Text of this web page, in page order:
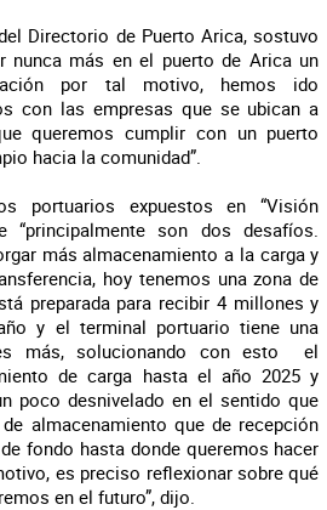
Directorio de Puerto Arica, sostuvo
nunca más en el puerto de Arica un
por tal motivo, hemos ido
con las empresas que se ubican a
queremos cumplir con un puerto
hacia la comunidad”.
portuarios expuestos en “Visión
“principalmente son dos desafíos.
más almacenamiento a la carga y
hoy tenemos una zona de
preparada para recibir 4 millones y
y el terminal portuario tiene una
más, solucionando con esto el
de carga hasta el año 2025 y
poco desnivelado en el sentido que
almacenamiento que de recepción
fondo hasta donde queremos hacer
es preciso reflexionar sobre qué
en el futuro”, dijo.